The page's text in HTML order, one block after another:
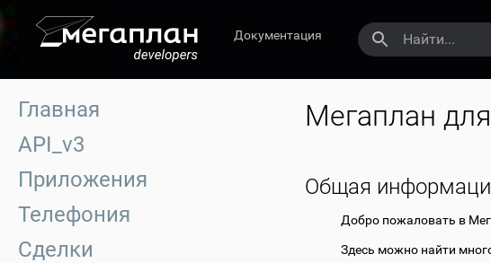
Документация
Главная
API_v3
Приложения
Телефония
Сделки
Мегаплан
Общая
Добро пожаловать в
Здесь можно найти